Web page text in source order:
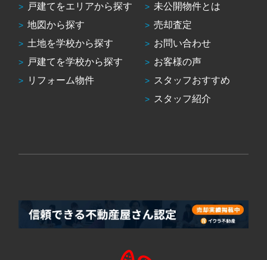
戸建てをエリアから探す
地図から探す
土地を学校から探す
戸建てを学校から探す
リフォーム物件
未公開物件とは
売却査定
お問い合わせ
お客様の声
スタッフおすすめ
スタッフ紹介